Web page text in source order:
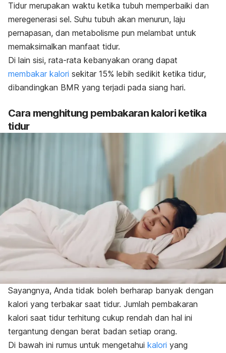
Tidur merupakan waktu ketika tubuh memperbaiki dan
meregenerasi sel. Suhu tubuh akan menurun, laju
pernapasan, dan metabolisme pun melambat untuk
memaksimalkan manfaat tidur.
Di lain sisi, rata-rata kebanyakan orang dapat
membakar kalori sekitar 15% lebih sedikit ketika tidur,
dibandingkan BMR yang terjadi pada siang hari.
Cara menghitung pembakaran kalori ketika
tidur
Sayangnya, Anda tidak boleh berharap banyak dengan
kalori yang terbakar saat tidur. Jumlah pembakaran
kalori saat tidur terhitung cukup rendah dan hal ini
tergantung dengan berat badan setiap orang.
Di bawah ini rumus untuk mengetahui kalori yang